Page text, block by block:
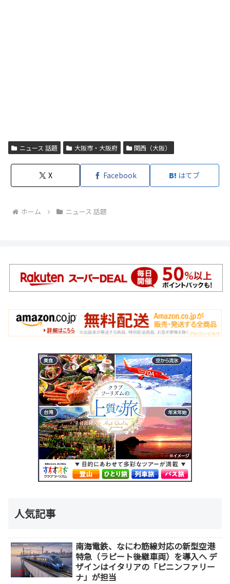
ニュース 話題 大阪市・大阪府 関西（大阪）
X Facebook はてブ
ホーム ニュース 話題
人気記事
南海電鉄、なにわ筋線対応の新型空港
特急（ラピート後継車両）を導入へ デ
ザインはイタリアの「ピニンファリー
ナ」が担当